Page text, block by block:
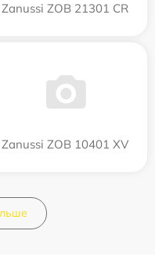
Zanussi ZOB 21301 CR
Zanussi ZOB 10401 XV